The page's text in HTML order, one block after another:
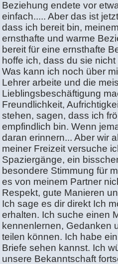
Beziehung endete vor
einfach..... Aber das ist
dass ich bereit bin,
ernsthafte und warme
bereit für eine ernsthafte
hoffe ich, dass du sie
Was kann ich noch über
Lehrer arbeite und die
Lieblingsbeschäftigung
Freundlichkeit,
stehen, sagen, dass ich
empfindlich bin. Wenn
daran erinnern... Aber wir
meiner Freizeit versuche
Spaziergänge, ein
besondere Stimmung für
es von meinem Partner
Respekt, gute Manieren
Ich sage es dir direkt Ich
erhalten. Ich suche einen
kennenlernen, Gedanken
teilen können. Ich habe
Briefe sehen kannst. Ich
unsere Bekanntschaft